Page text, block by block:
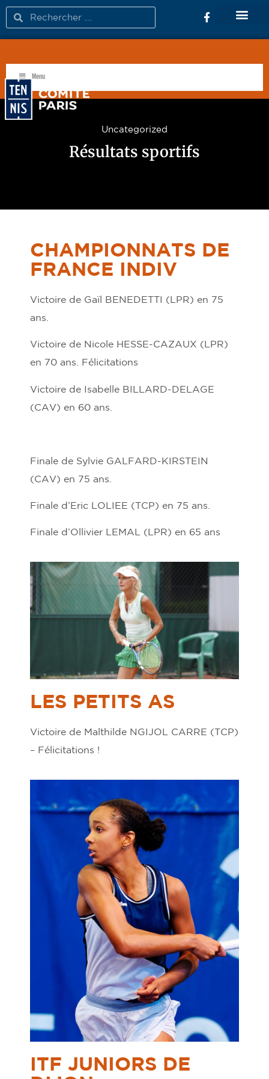
Menu
Uncategorized
Résultats sportifs
CHAMPIONNATS DE
FRANCE INDIV
Victoire de Gaïl BENEDETTI (LPR) en 75
ans.
Victoire de Nicole HESSE-CAZAUX (LPR)
en 70 ans. Félicitations
Victoire de Isabelle BILLARD-DELAGE
(CAV) en 60 ans.
Finale de Sylvie GALFARD-KIRSTEIN
(CAV) en 75 ans.
Finale d’Eric LOLIEE (TCP) en 75 ans.
Finale d’Ollivier LEMAL (LPR) en 65 ans
LES PETITS AS
Victoire de Malthilde NGIJOL CARRE (TCP)
– Félicitations !
ITF JUNIORS DE